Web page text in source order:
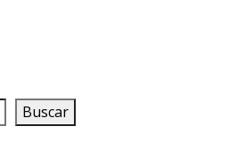
Buscar